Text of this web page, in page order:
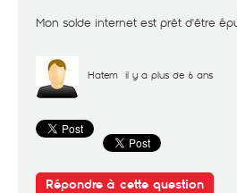
Mon solde internet est prêt d'être
Hatem il y a plus de 6 ans
Répondre à cette question